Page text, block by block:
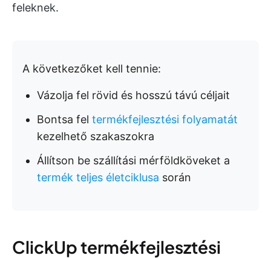
feleknek.
A következőket kell tennie:
Vázolja fel rövid és hosszú távú céljait
Bontsa fel termékfejlesztési folyamatát
kezelhető szakaszokra
Állítson be szállítási mérföldköveket a
termék teljes életciklusa során
ClickUp termékfejlesztési